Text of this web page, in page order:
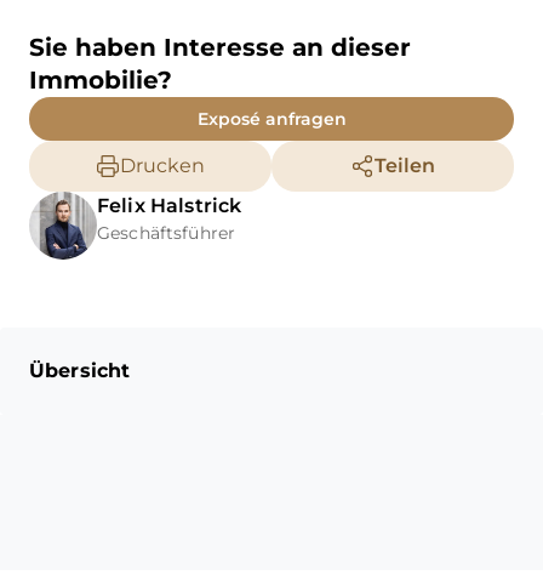
schriftliche Auskünfte der
Ihnen bei Interesse
selbstverständlich gerne zur
Verfügung.
Sie haben Interesse an dieser
Immobilie?
Exposé anfragen
Drucken
Teilen
Felix Halstrick
Geschäftsführer
Übersicht